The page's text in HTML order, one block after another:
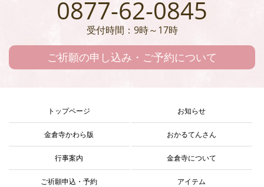
0877-62-0845
受付時間：9時～17時
ご祈願の申し込み・ご予約について
トップページ お知らせ
金倉寺かわら版 おかるてんさん
行事案内 金倉寺について
ご祈願申込・予約 アイテム